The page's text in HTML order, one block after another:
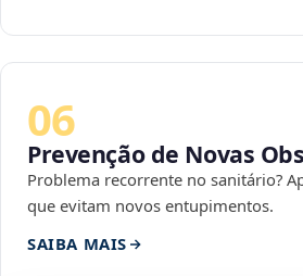
06
Prevenção de Novas
Problema recorrente no sanitário?
que evitam novos entupimentos.
SAIBA MAIS